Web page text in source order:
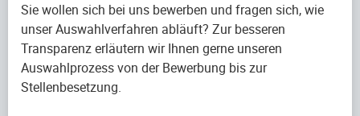
Sie wollen sich bei uns bewerben und fragen sich, wie
unser Auswahlverfahren abläuft? Zur besseren
Transparenz erläutern wir Ihnen gerne unseren
Auswahlprozess von der Bewerbung bis zur
Stellenbesetzung.